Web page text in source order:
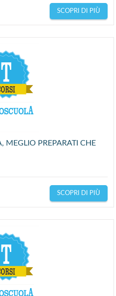
SCOPRI DI PIÙ
MEGLIO PREPARATI CHE
SCOPRI DI PIÙ